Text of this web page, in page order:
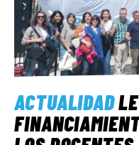
ACTUALIDAD